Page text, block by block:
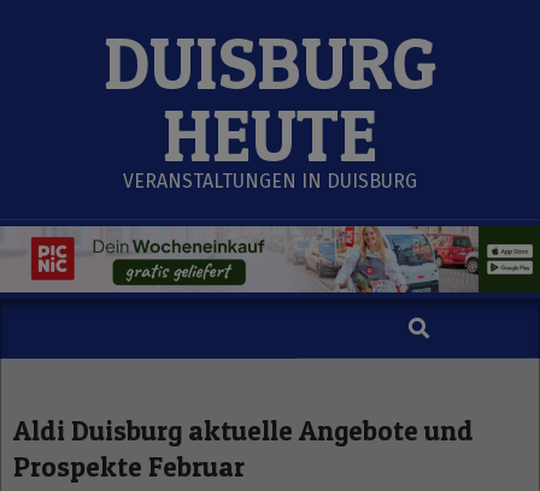
DUISBURG
HEUTE
VERANSTALTUNGEN IN DUISBURG
Search
Aldi Duisburg aktuelle Angebote und
Prospekte Februar